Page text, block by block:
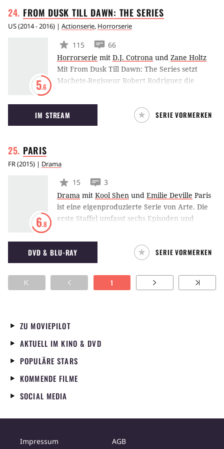
FROM DUSK TILL DAWN: THESERIES
US(2014 - 2016) | Actionserie, Horrorserie
5.6
115
66
Horrorserie mit D.J. Cotrona und Zane Holtz
Mit From Dusk Till Dawn: The Series setzt
Machete-Regisseur Robert Rodriguez die
agieren D.J. Cotrona als Seth Gecko, Zane Holtz
spielt Richie Gecko, Jesse Garcia darf als Texas
Ranger Freddie Gonzalez debütieren und Don
IM STREAM SERIE VORMERKEN
PARIS
FR(2015) | Drama
6.8
15
3
Drama mit Kool Shen und Emilie Deville Paris
ist eine eigenproduzierte Serie von Arte. Die
erste Staffel umfasst sechs Episoden und
Bewohner von Paris. So soll das Format ein
Portrait der Stadt der Liebe sein.
DVD & BLU-RAY SERIE VORMERKEN
1
ZU MOVIEPILOT
AKTUELL IM KINO & DVD
POPULÄRE STARS
KOMMENDE FILME
SOCIAL MEDIA
Impressum AGB